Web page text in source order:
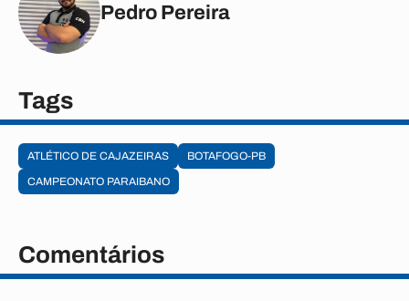
Pedro Pereira
Tags
ATLÉTICO DE CAJAZEIRAS
BOTAFOGO-PB
CAMPEONATO PARAIBANO
Comentários